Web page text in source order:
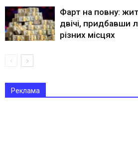
Фарт на повну:
двічі, придбавши
різних місцях
Реклама